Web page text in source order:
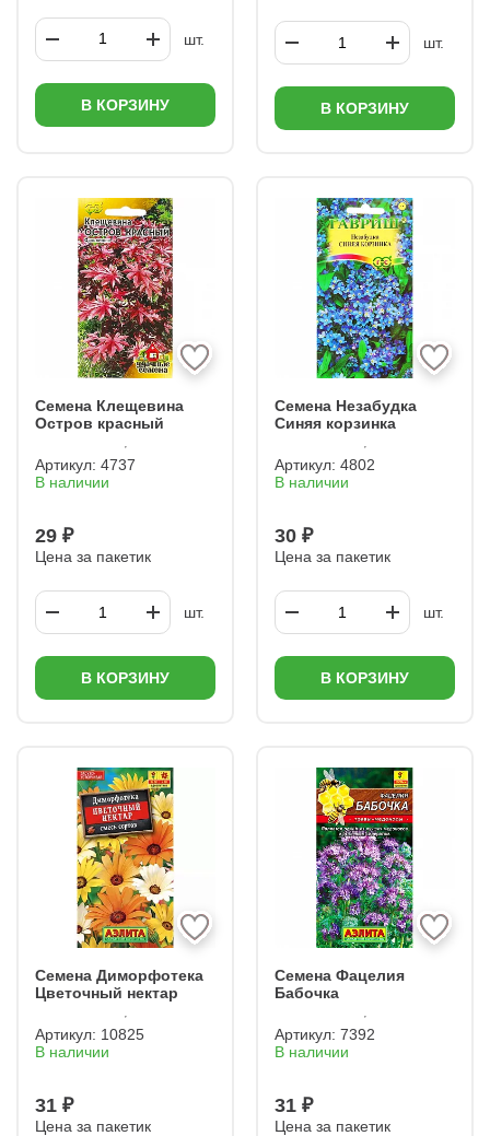
шт.
В КОРЗИНУ
шт.
В КОРЗИНУ
Семена Клещевина
Остров красный
Артикул: 4737
В наличии
29 ₽
Цена за пакетик
шт.
В КОРЗИНУ
Семена Незабудка
Синяя корзинка
Артикул: 4802
В наличии
30 ₽
Цена за пакетик
шт.
В КОРЗИНУ
Семена Диморфотека
Цветочный нектар
Артикул: 10825
В наличии
31 ₽
Цена за пакетик
Семена Фацелия
Бабочка
Артикул: 7392
В наличии
31 ₽
Цена за пакетик